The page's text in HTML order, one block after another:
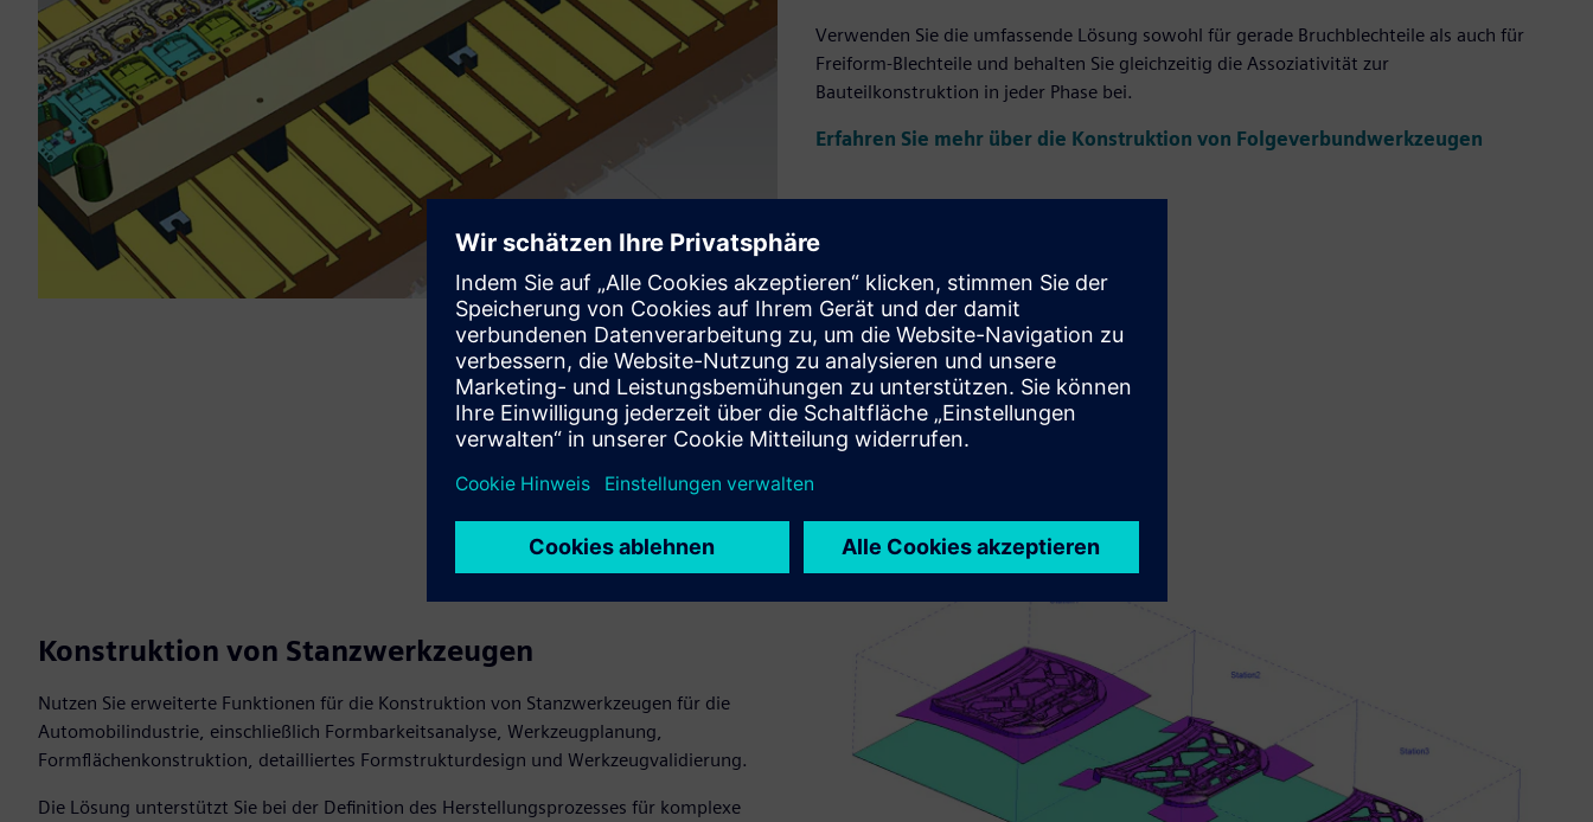
Verwenden Sie die umfassende Lösung sowohl für gerade Bruchblechteile als auch für
Freiform-Blechteile und behalten Sie gleichzeitig die Assoziativität zur
Bauteilkonstruktion in jeder Phase bei.
Erfahren Sie mehr über die Konstruktion von Folgeverbundwerkzeugen
Konstruktion von Stanzwerkzeugen
Nutzen Sie erweiterte Funktionen für die Konstruktion von Stanzwerkzeugen für die
Automobilindustrie, einschließlich Formbarkeitsanalyse, Werkzeugplanung,
Formflächenkonstruktion, detailliertes Formstrukturdesign und Werkzeugvalidierung.
Die Lösung unterstützt Sie bei der Definition des Herstellungsprozesses für komplexe